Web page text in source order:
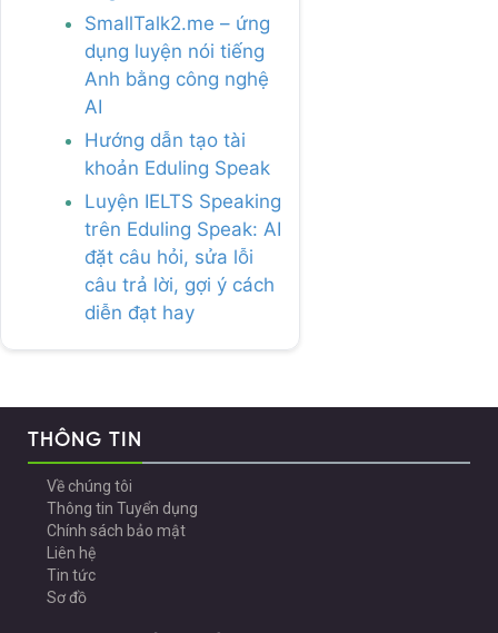
SmallTalk2.me – ứng
dụng luyện nói tiếng
Anh bằng công nghệ
AI
Hướng dẫn tạo tài
khoản Eduling Speak
Luyện IELTS Speaking
trên Eduling Speak: AI
đặt câu hỏi, sửa lỗi
câu trả lời, gợi ý cách
diễn đạt hay
THÔNG TIN
Về chúng tôi
Thông tin Tuyển dụng
Chính sách bảo mật
Liên hệ
Tin tức
Sơ đồ